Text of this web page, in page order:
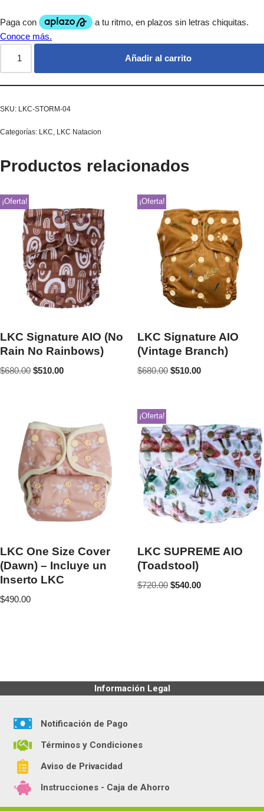
Añadir al carrito
SKU: LKC-STORM-04
Categorías: LKC LKC Natacion
Productos relacionados
¡Oferta!
LKC Signature AIO (No
Rain No Rainbows)
$680.00 $510.00
¡Oferta!
LKC Signature AIO
(Vintage Branch)
$680.00 $510.00
LKC One Size Cover
(Dawn) – Incluye un
Inserto LKC
$490.00
¡Oferta!
LKC SUPREME AIO
(Toadstool)
$720.00 $540.00
Información Legal
Notificación de Pago
Términos y Condiciones
Aviso de Privacidad
Instrucciones - Caja de Ahorro